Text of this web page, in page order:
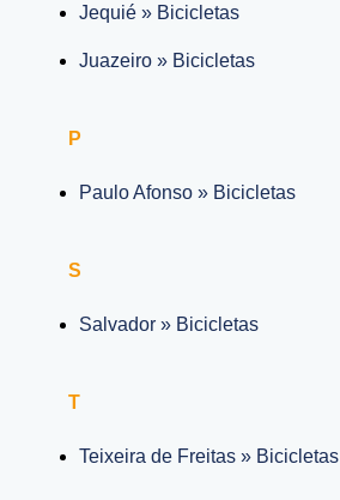
Jequié » Bicicletas
Juazeiro » Bicicletas
P
Paulo Afonso » Bicicletas
S
Salvador » Bicicletas
T
Teixeira de Freitas » Bicicletas